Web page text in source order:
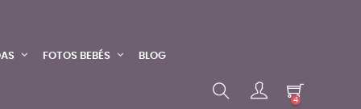
FOTOS BEBÉS BLOG
4